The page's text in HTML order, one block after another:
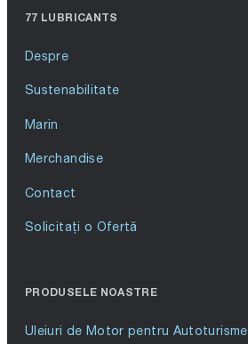
77 LUBRICANTS
Despre
Sustenabilitate
Marin
Merchandise
Contact
Solicitați o Ofertă
PRODUSELE NOASTRE
Uleiuri de Motor pentru Autoturisme